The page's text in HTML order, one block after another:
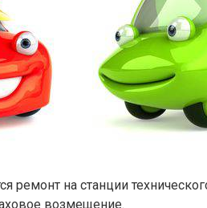
ремонт на станции
возмещение.